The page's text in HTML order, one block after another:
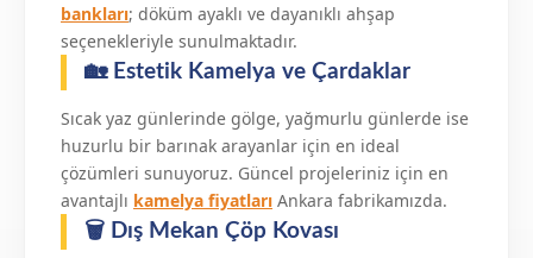
bankları; döküm ayaklı ve dayanıklı ahşap
seçenekleriyle sunulmaktadır.
🏡 Estetik Kamelya ve Çardaklar
Sıcak yaz günlerinde gölge, yağmurlu günlerde ise
huzurlu bir barınak arayanlar için en ideal
çözümleri sunuyoruz. Güncel projeleriniz için en
avantajlı kamelya fiyatları Ankara fabrikamızda.
🗑️ Dış Mekan Çöp Kovası